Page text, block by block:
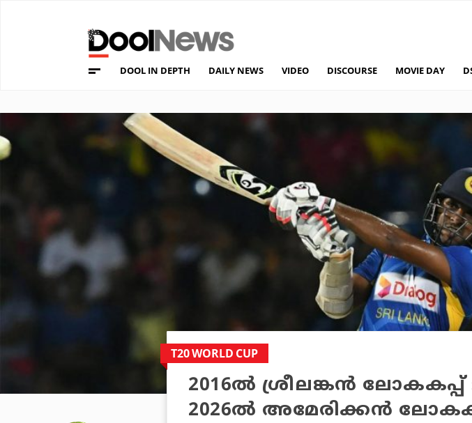
DOOL IN DEPTH DAILY NEWS VIDEO DISCOURSE MOVIE DAY
T20 WORLD CUP
2016ല്‍ ശ്രീലങ്കന്‍ ലോകകപ്പ്
2026ല്‍ അമേരിക്കന്‍